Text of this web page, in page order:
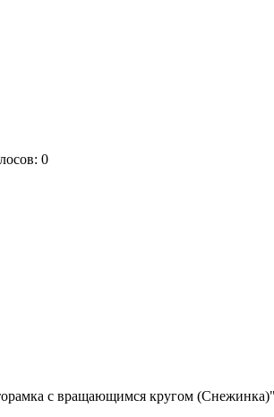
0
с вращающимся кругом (Снежинка)"